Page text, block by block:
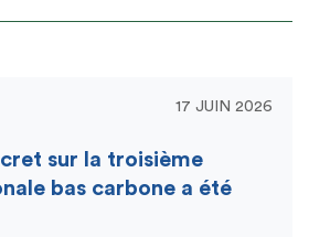
17 JUIN 2026
sur la troisième
bas carbone a été